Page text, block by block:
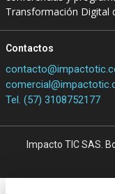
Transformación Digital
Contactos
Tel. (57) 3108752177
Impacto TIC SAS.